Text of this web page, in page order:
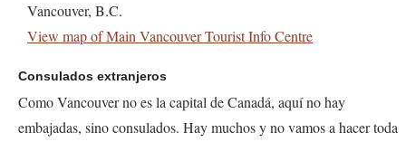
Vancouver, B.C.
View map of Main Vancouver Tourist Info Centre
Consulados extranjeros
Como Vancouver no es la capital de Canadá, aquí no hay
embajadas, sino consulados. Hay muchos y no vamos a hacer toda